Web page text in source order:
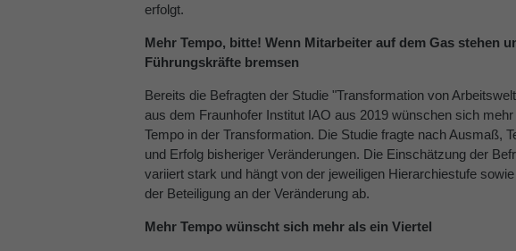
erfolgt.
Mehr Tempo, bitte! Wenn Mitarbeiter auf dem Gas stehen
Führungskräfte bremsen
Bereits die Befragten der Studie "Transformation von
aus dem Fraunhofer Institut IAO aus 2019 wünschen sich mehr
Tempo in der Transformation. Die Studie fragte nach Ausmaß,
und Erfolg bisheriger Veränderungen. Die Einschätzung der
variiert stark und hängt von der jeweiligen Hierarchiestufe
der Beteiligung an der Veränderung ab.
Mehr Tempo wünscht sich mehr als ein Viertel